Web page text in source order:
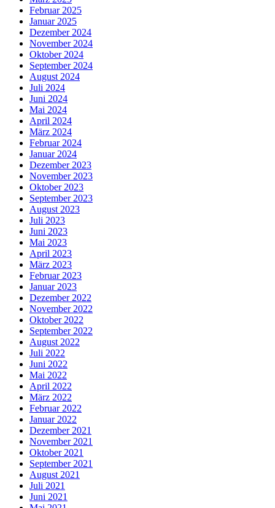
Februar 2025
Januar 2025
Dezember 2024
November 2024
Oktober 2024
September 2024
August 2024
Juli 2024
Juni 2024
Mai 2024
April 2024
März 2024
Februar 2024
Januar 2024
Dezember 2023
November 2023
Oktober 2023
September 2023
August 2023
Juli 2023
Juni 2023
Mai 2023
April 2023
März 2023
Februar 2023
Januar 2023
Dezember 2022
November 2022
Oktober 2022
September 2022
August 2022
Juli 2022
Juni 2022
Mai 2022
April 2022
März 2022
Februar 2022
Januar 2022
Dezember 2021
November 2021
Oktober 2021
September 2021
August 2021
Juli 2021
Juni 2021